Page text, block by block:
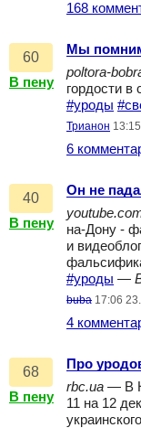
168
60
В пену
Мы
poltora-
гордости в
#уроды
Трианон
6
40
В пену
Он не
на-Дону -
и
#уроды —
buba 17:06
4
68
В пену
Про
rbc.ua — В
11 на 12